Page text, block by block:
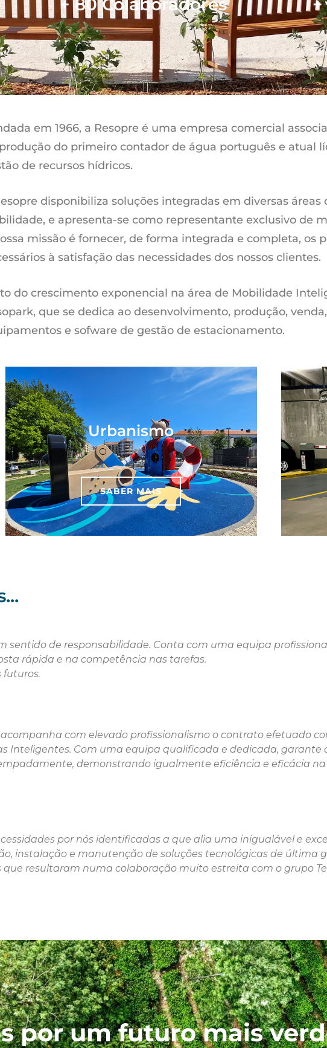
+ 80 Colaboradores
em 1966, a Resopre é uma empresa comercial
do primeiro contador de água português e atual
de recursos hídricos.
disponibiliza soluções integradas em diversas
e apresenta-se como representante exclusivo de
missão é fornecer, de forma integrada e completa, os
à satisfação das necessidades dos nossos clientes.
do crescimento exponencial na área de Mobilidade
que se dedica ao desenvolvimento, produção,
e sofware de gestão de estacionamento.
Urbanismo
SABER MAIS
sentido de responsabilidade. Conta com uma equipa
rápida e na competência nas tarefas.
futuros.
com elevado profissionalismo o contrato efetuado
Inteligentes. Com uma equipa qualificada e dedicada, garante
demonstrando igualmente eficiência e eficácia na
por nós identificadas a que alia uma inigualável e
instalação e manutenção de soluções tecnológicas de última
resultaram numa colaboração muito estreita com o grupo
por um futuro mais